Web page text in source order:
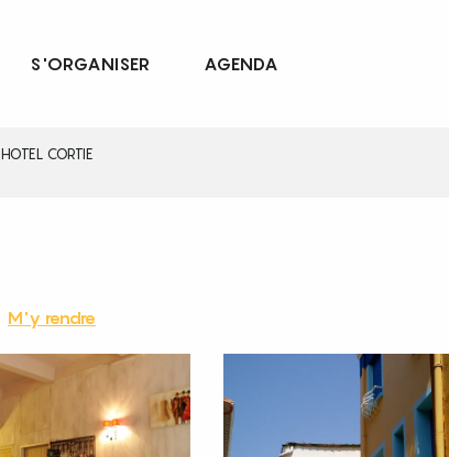
S'ORGANISER AGENDA
HOTEL CORTIE
M'y rendre